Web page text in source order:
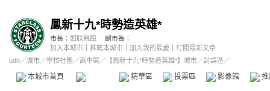
鳳新十九*時勢造英雄*
市長： 如朕親臨
副市長：
加入本城市
推薦本城市 加入我的最愛
訂閱最新文章
udn／城市／學校社團 ／高中職／ 【鳳新十九*時勢造英雄*】城市／討論區／
本城市首頁 精華區 投票區 影像館